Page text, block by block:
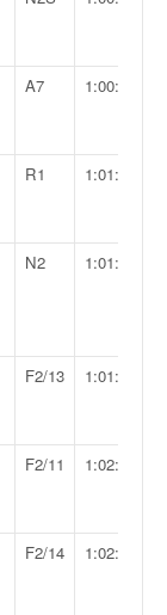
A7 1:00:47.8
R1 1:01:07.3
N2 1:01:24.9
F2/13 1:01:43.7
F2/11 1:02:02.2
F2/14 1:02:29.1